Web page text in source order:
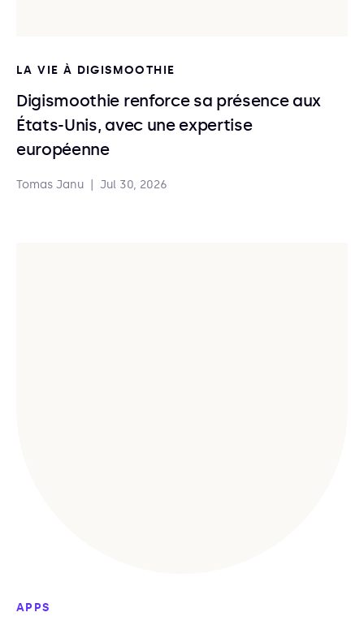
LA VIE À DIGISMOOTHIE
Digismoothie renforce sa présence aux
États-Unis, avec une expertise
européenne
Tomas Janu Jul 30, 2026
APPS